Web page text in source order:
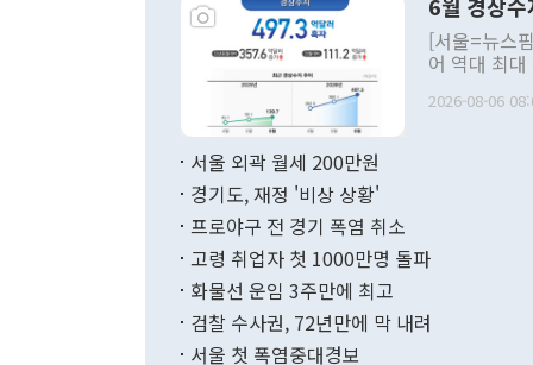
주의적 희망
관의 대북
관 부처 장
관의 무리한
다. [정동영 통일부 장관이 지난달 23일 오후 서울 종로구 정부서울청사에
무너졌다고
함께 4자 대
6월 경상
[서울=뉴스
어 역대 최
료=한국은행] 한국은행이 6일 발표한 '2026년 6월 국제수지(잠정)'
며 월간 기
196.9% 급
수출은
2026-08-06
서울 외곽 월세 200만원
경기도, 재정 '비상 상황'
프로야구 전 경기 폭염 취소
고령 취업자 첫 1000만명 돌파
화물선 운임 3주만에 최고
검찰 수사권, 72년만에 막 내려
서울 첫 폭염중대경보